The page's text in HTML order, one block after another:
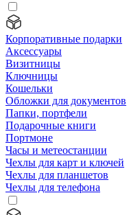
Корпоративные подарки
Аксессуары
Визитницы
Ключницы
Кошельки
Обложки для документов
Папки, портфели
Подарочные книги
Портмоне
Часы и метеостанции
Чехлы для карт и ключей
Чехлы для планшетов
Чехлы для телефона